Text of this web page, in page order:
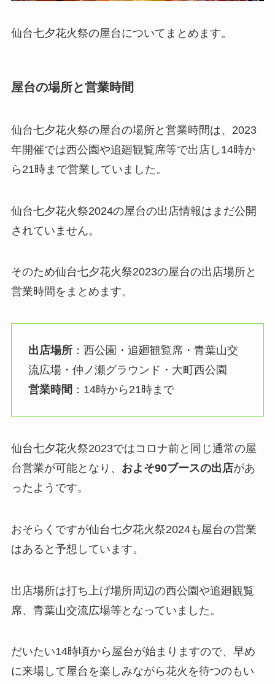
仙台七夕花火祭の屋台についてまとめます。
屋台の場所と営業時間
仙台七夕花火祭の屋台の場所と営業時間は、2023
年開催では西公園や追廻観覧席等で出店し14時か
ら21時まで営業していました。
仙台七夕花火祭2024の屋台の出店情報はまだ公開
されていません。
そのため仙台七夕花火祭2023の屋台の出店場所と
営業時間をまとめます。
出店場所：西公園・追廻観覧席・青葉山交
流広場・仲ノ瀬グラウンド・大町西公園
営業時間 ：14時から21時まで
仙台七夕花火祭2023ではコロナ前と同じ通常の屋
台営業が可能となり、 およそ90ブースの出店があ
ったようです。
おそらくですが仙台七夕花火祭2024も屋台の営業
はあると予想しています。
出店場所は打ち上げ場所周辺の西公園や追廻観覧
席、青葉山交流広場等となっていました。
だいたい14時頃から屋台が始まりますので、早め
に来場して屋台を楽しみながら花火を待つのもい